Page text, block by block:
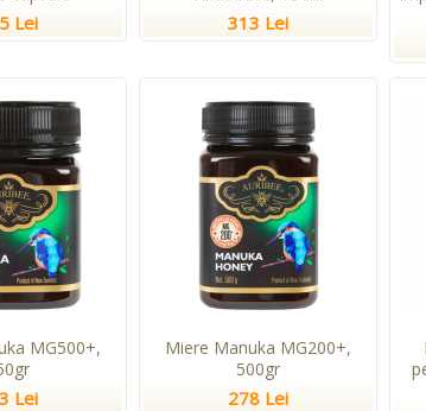
Lei 313 Lei
MG500+,
Lei
Miere Manuka MG200+,
500gr
278 Lei